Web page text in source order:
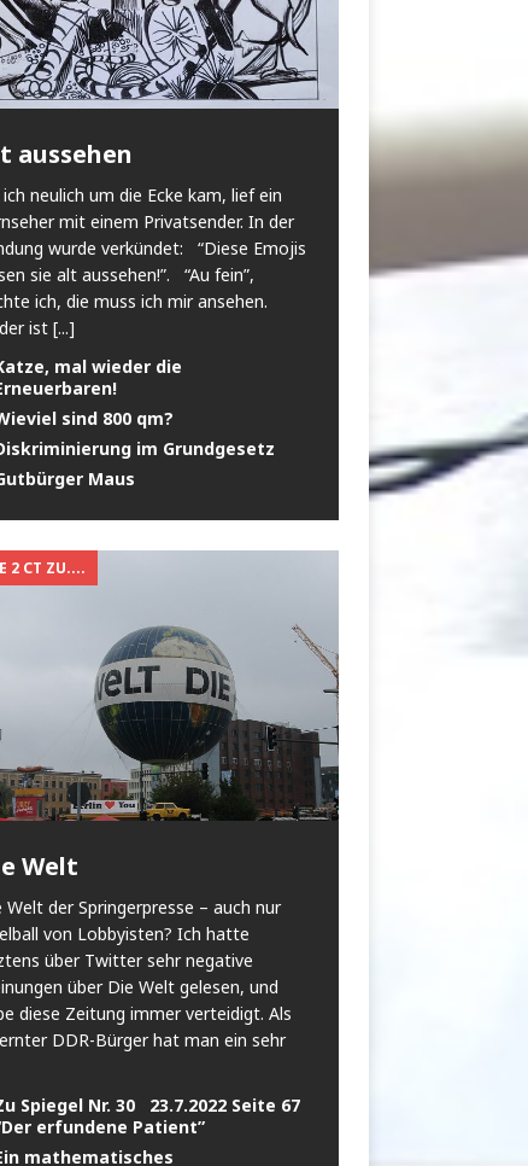
aussehen
ich neulich um die Ecke kam, lief ein
mit einem Privatsender. In der
wurde verkündet: “Diese Emojis
sie alt aussehen!”. “Au fein”,
ich, die muss ich mir ansehen.
ist [...]
mal wieder die
sind 800 qm?
im Grundgesetz
Maus
2 CT ZU....
Welt
Welt der Springerpresse – auch nur
von Lobbyisten? Ich hatte
über Twitter sehr negative
über Die Welt gelesen, und
diese Zeitung immer verteidigt. Als
DDR-Bürger hat man ein sehr
Spiegel Nr. 30 23.7.2022 Seite 67
erfundene Patient”
mathematisches